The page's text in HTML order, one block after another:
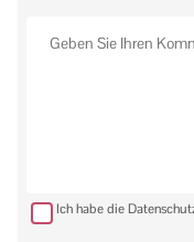
Ich habe die